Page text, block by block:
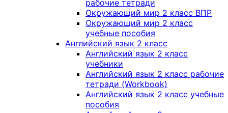
рабочие тетради
Окружающий мир 2 класс ВПР
Окружающий мир 2 класс
учебные пособия
Английский язык 2 класс
Английский язык 2 класс
учебники
Английский язык 2 класс рабочие
тетради (Workbook)
Английский язык 2 класс учебные
пособия